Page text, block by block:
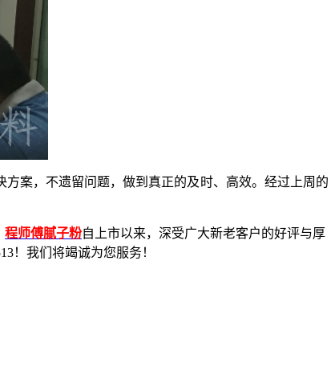
案，不遗留问题，做到真正的及时、高效。经过上周的
程师傅腻子粉自上市以来，深受广大新老客户的好评与厚
！我们将竭诚为您服务！